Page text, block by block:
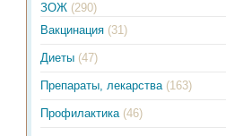
ЗОЖ (290)
Вакцинация (31)
Диеты (47)
Препараты, лекарства (163)
Профилактика (46)